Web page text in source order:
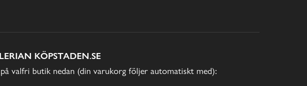
KÖPSTADEN.SE
valfri butik nedan (din varukorg följer automatiskt med):